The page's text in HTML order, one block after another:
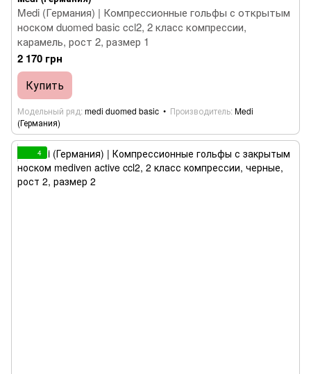
Medi (Германия) | Компрессионные гольфы с открытым
носком duomed basic ccl2, 2 класс компрессии,
карамель, рост 2, размер 1
2 170 грн
Купить
Модельный ряд medi duomed basic Производитель Medi
(Германия)
4